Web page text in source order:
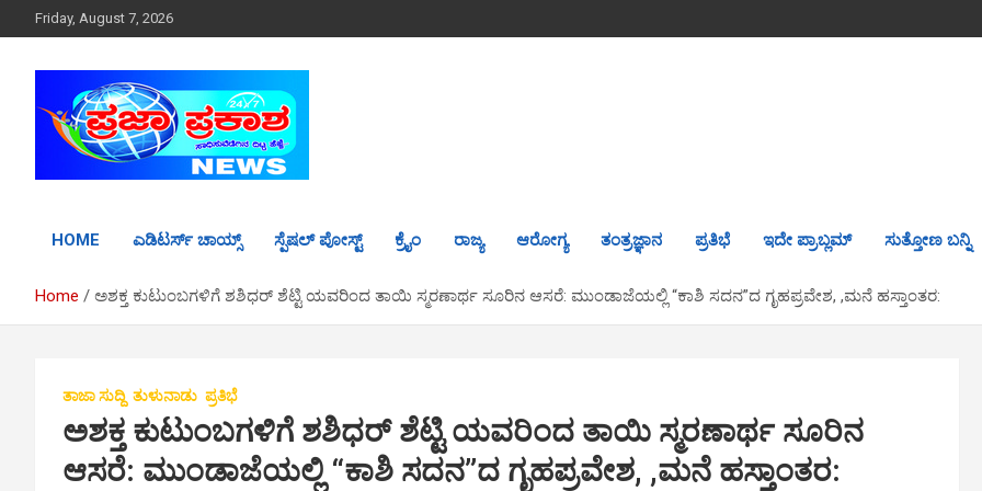
k
Friday, August 7, 2026
HOME ಎಡಿಟರ್ಸ್ ಚಾಯ್ಸ್ ಸ್ಪೆಷಲ್ ಪೋಸ್ಟ್ ಕ್ರೈಂ ರಾಜ್ಯ ಆರೋಗ್ಯ ತಂತ್ರಜ್ಞಾನ ಪ್ರತಿಭೆ ಇದೇ ಪ್ರಾಬ್ಲಮ್ ಸುತ್ತೋಣ ಬನ್ನಿ
Home ಅಶಕ್ತ ಕುಟುಂಬಗಳಿಗೆ ಶಶಿಧರ್ ಶೆಟ್ಟಿ ಯವರಿಂದ ತಾಯಿ ಸ್ಮರಣಾರ್ಥ ಸೂರಿನ ಆಸರೆ: ಮುಂಡಾಜೆಯಲ್ಲಿ “ಕಾಶಿ ಸದನ”ದ ಗೃಹಪ್ರವೇಶ, ,ಮನೆ ಹಸ್ತಾಂತರ:
ತಾಜಾ ಸುದ್ದಿ ತುಳುನಾಡು ಪ್ರತಿಭೆ
ಅಶಕ್ತ ಕುಟುಂಬಗಳಿಗೆ ಶಶಿಧರ್ ಶೆಟ್ಟಿ ಯವರಿಂದ ತಾಯಿ ಸ್ಮರಣಾರ್ಥ ಸೂರಿನ
ಆಸರೆ: ಮುಂಡಾಜೆಯಲ್ಲಿ “ಕಾಶಿ ಸದನ”ದ ಗೃಹಪ್ರವೇಶ, ,ಮನೆ ಹಸ್ತಾಂತರ: